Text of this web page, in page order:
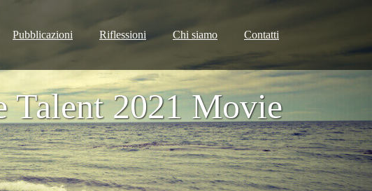
Pubblicazioni Riflessioni Chi siamo Contatti
Talent 2021 Movie